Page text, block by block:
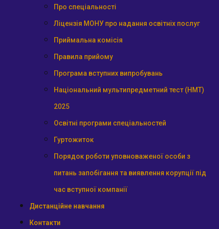
Про спеціальності
Ліцензія МОНУ про надання освітніх послуг
Приймальна комісія
Правила прийому
Програма вступних випробувань
Національний мультипредметний тест (НМТ)
2025
Освітні програми спеціальностей
Гуртожиток
Порядок роботи уповноваженої особи з
питань запобігання та виявлення корупції під
час вступної компанії
Дистанційне навчання
Контакти